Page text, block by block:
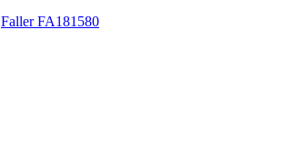
Faller FA181580